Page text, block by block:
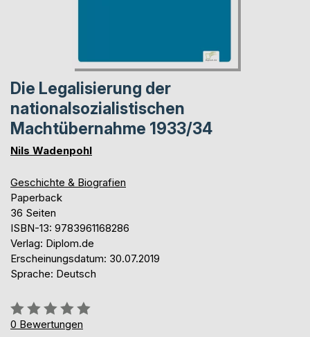
Die Legalisierung der
nationalsozialistischen
Machtübernahme 1933/34
Nils Wadenpohl
Geschichte & Biografien
Paperback
36 Seiten
ISBN-13: 9783961168286
Verlag: Diplom.de
Erscheinungsdatum: 30.07.2019
Sprache: Deutsch
Bewertung::
0%
0 Bewertungen